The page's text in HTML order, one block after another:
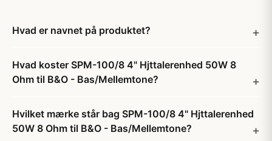
Hvad er navnet på produktet?
Hvad koster SPM-100/8 4" Hjttalerenhed 50W 8
Ohm til B&O - Bas/Mellemtone?
Hvilket mærke står bag SPM-100/8 4" Hjttalerenhed
50W 8 Ohm til B&O - Bas/Mellemtone?